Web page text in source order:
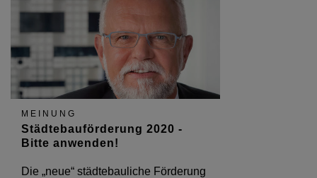
MEINUNG
Städtebauförderung 2020 -
Bitte anwenden!
Die „neue“ städtebauliche Förderung